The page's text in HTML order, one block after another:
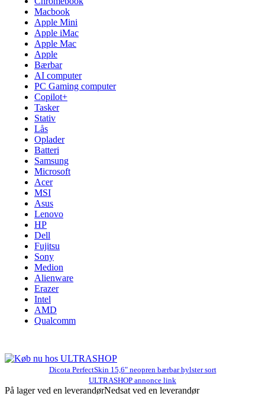
Macbook
Apple Mini
Apple iMac
Apple Mac
Apple
Bærbar
AI computer
PC Gaming computer
Copilot+
Tasker
Stativ
Lås
Oplader
Batteri
Samsung
Microsoft
Acer
MSI
Asus
Lenovo
HP
Dell
Fujitsu
Sony
Medion
Alienware
Erazer
Intel
AMD
Qualcomm
Dicota PerfectSkin 15,6" neopren bærbar hylster sort
ULTRASHOP annonce link
På lager ved en leverandørNedsat ved en leverandør